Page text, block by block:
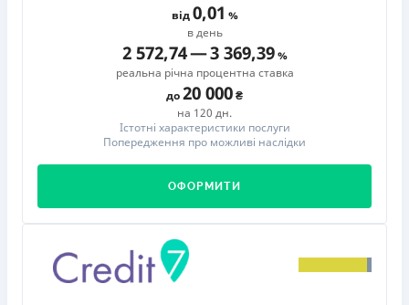
від0,01
в день
2 572,74—3 369,39
реальна річна процентна ставка
до20 000
на 120 дн.
Істотні характеристики послуги
Попередження про можливі наслідки
ОФОРМИТИ